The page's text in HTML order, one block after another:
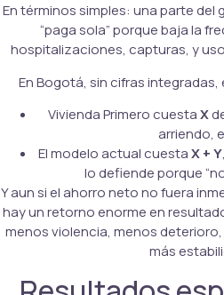
En términos simples: una parte del
“paga sola” porque baja la
hospitalizaciones, capturas, y
En Bogotá, sin cifras
Vivienda Primero cuestaX
arriendo,
El modelo actual cuestaX + Y
lo defiende porque
Y aun si el ahorro neto no fuera
hay un retorno enorme en
menos violencia, menos
más